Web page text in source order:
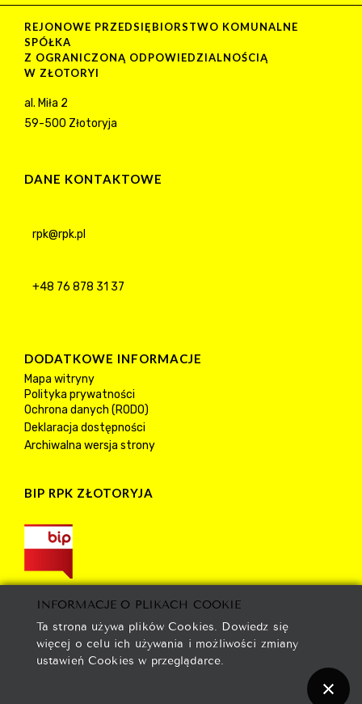
REJONOWE PRZEDSIĘBIORSTWO KOMUNALNE
SPÓŁKA
Z OGRANICZONĄ ODPOWIEDZIALNOŚCIĄ
W ZŁOTORYI
al. Miła 2
59-500 Złotoryja
DANE KONTAKTOWE
rpk@rpk.pl
+48 76 878 31 37
DODATKOWE INFORMACJE
Mapa witryny
Polityka prywatności
Ochrona danych (RODO)
Deklaracja dostępności
Archiwalna wersja strony
BIP RPK ZŁOTORYJA
2021 © Rejonowe Przedsiębiorstwo Komunalne spółka z
INFORMACJE O PLIKACH COOKIE
Ta strona używa plików Cookies. Dowiedz się
więcej o celu ich używania i możliwości zmiany
ustawień Cookies w przeglądarce.